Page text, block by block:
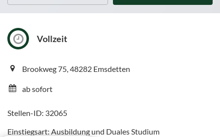
Vollzeit
Brookweg 75, 48282 Emsdetten
ab sofort
Stellen-ID: 32065
Einstiegsart: Ausbildung und Duales Studium